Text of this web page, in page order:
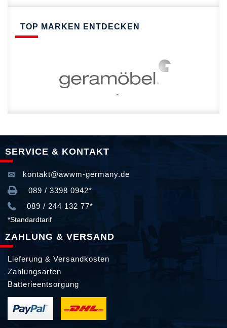
TOP MARKEN ENTDECKEN
SERVICE & KONTAKT
kontakt@awwm-germany.de
089 / 3398 0942*
089 / 244 132 77*
*Standardtarif
ZAHLUNG & VERSAND
Lieferung & Versandkosten
Zahlungsarten
Batterieentsorgung